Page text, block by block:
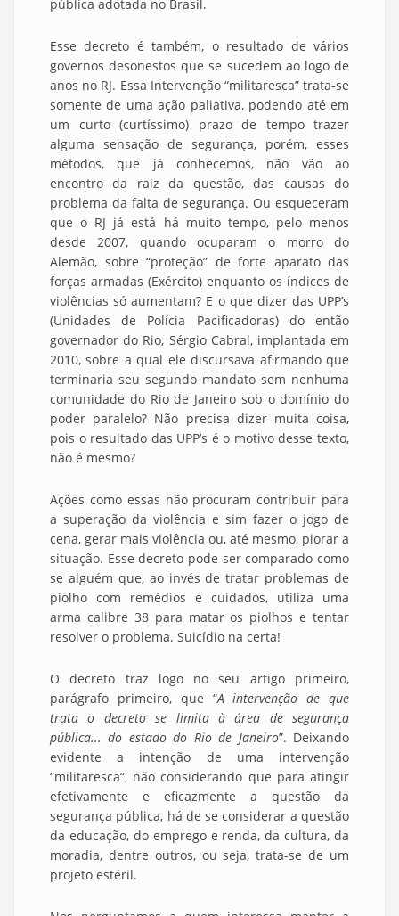
pública adotada no Brasil.
Esse decreto é também, o resultado de vários
governos desonestos que se sucedem ao logo de
anos no RJ. Essa Intervenção “militaresca” trata-se
somente de uma ação paliativa, podendo até em
um curto (curtíssimo) prazo de tempo trazer
alguma sensação de segurança, porém, esses
métodos, que já conhecemos, não vão ao
encontro da raiz da questão, das causas do
problema da falta de segurança. Ou esqueceram
que o RJ já está há muito tempo, pelo menos
desde 2007, quando ocuparam o morro do
Alemão, sobre “proteção” de forte aparato das
forças armadas (Exército) enquanto os índices de
violências só aumentam? E o que dizer das UPP’s
(Unidades de Polícia Pacificadoras) do então
governador do Rio, Sérgio Cabral, implantada em
2010, sobre a qual ele discursava afirmando que
terminaria seu segundo mandato sem nenhuma
comunidade do Rio de Janeiro sob o domínio do
poder paralelo? Não precisa dizer muita coisa,
pois o resultado das UPP’s é o motivo desse texto,
não é mesmo?
Ações como essas não procuram contribuir para
a superação da violência e sim fazer o jogo de
cena, gerar mais violência ou, até mesmo, piorar a
situação. Esse decreto pode ser comparado como
se alguém que, ao invés de tratar problemas de
piolho com remédios e cuidados, utiliza uma
arma calibre 38 para matar os piolhos e tentar
resolver o problema. Suicídio na certa!
O decreto traz logo no seu artigo primeiro,
parágrafo primeiro, que “A intervenção de que
trata o decreto se limita à área de segurança
pública... do estado do Rio de Janeiro”. Deixando
evidente a intenção de uma intervenção
“militaresca”, não considerando que para atingir
efetivamente e eficazmente a questão da
segurança pública, há de se considerar a questão
da educação, do emprego e renda, da cultura, da
moradia, dentre outros, ou seja, trata-se de um
projeto estéril.